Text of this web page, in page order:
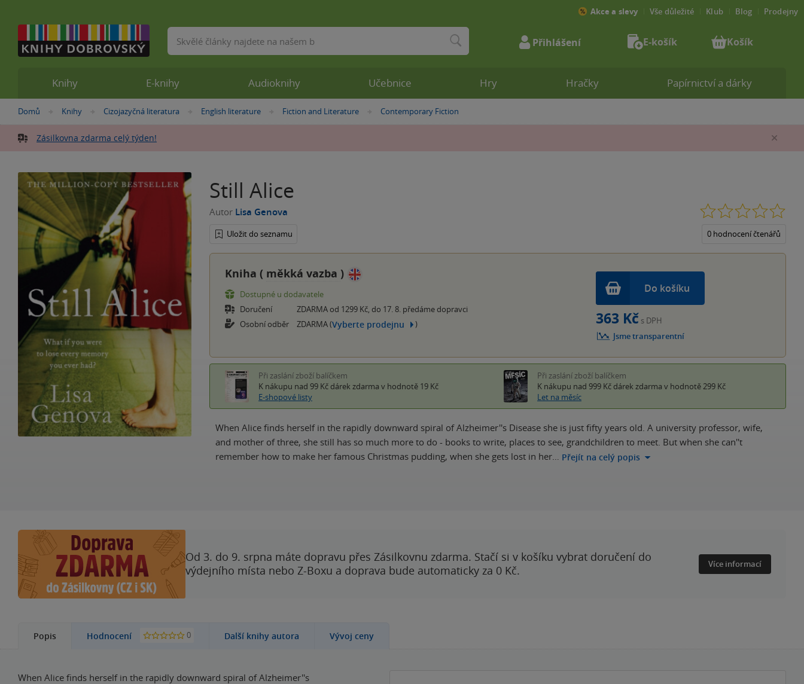
Nacházíte
zde:
Domů »
Knihy »
Cizojazyčná literatura »
English literature »Fiction and Literature »
Contemporary Fiction
Zásilkovna zdarma celý týden!
Still Alice
Autor Lisa Genova
Uložit do seznamu 0 hodnocení čtenářů
Kniha ( měkká vazba )
Dostupné u dodavatele
Doručení
ZDARMA od 1299 Kč, do 17. 8. předáme dopravci
Osobní odběr
ZDARMA (Vyberte prodejnu )
Do košíku
363 Kč s DPH
Jsme transparentní
Při zaslání zboží balíčkem
K nákupu nad 99 Kč dárek zdarma v hodnotě 19 Kč
E-shopové listy
Při zaslání zboží balíčkem
K nákupu nad 999 Kč dárek zdarma v hodnotě 299 Kč
Let na měsíc
When Alice finds herself in the rapidly downward spiral of Alzheimer''s Disease she is just fifty years old. A university professor, wife,
and mother of three, she still has so much more to do - books to write, places to see, grandchildren to meet. But when she can''t
remember how to make her famous Christmas pudding, when she gets lost in her… Přejít na celý popis
Od 3. do 9. srpna máte dopravu přes Zásilkovnu zdarma. Stačí si v košíku vybrat doručení do
výdejního místa nebo Z-Boxu a doprava bude automaticky za 0 Kč.
Více informací
Popis Hodnocení 0 Další knihy autora Vývoj ceny
When Alice finds herself in the rapidly downward spiral of Alzheimer''s
Knihy E-knihy Audioknihy Učebnice Hry Hračky Papírnictví a dárky
Akce a slevy Vše důležité Klub Blog Prodejny
Vyhledávání Přihlášení E-košík Košík